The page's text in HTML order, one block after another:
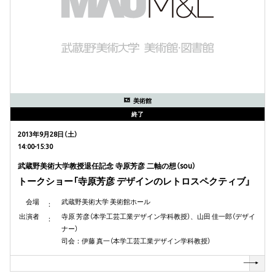
美術館
終了
2013年9月28日（土）
14:00-15:30
武蔵野美術大学教授退任記念 寺原芳彦 二軸の想（sou）
トークショー「寺原芳彦 デザインのレトロスペクティブ」
会場
武蔵野美術大学 美術館ホール
出演者
寺原 芳彦（本学工芸工業デザイン学科教授）、山田 佳一郎（デザイ
ナー）
司会：伊藤 真一（本学工芸工業デザイン学科教授）